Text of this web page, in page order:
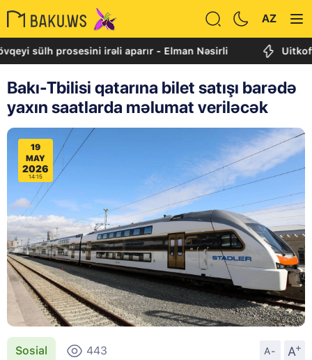
AZ
prosesini irəli aparır - Elman Nəsirli Uitkoff:
Bakı-Tbilisi qatarına bilet satışı barədə
yaxın saatlarda məlumat veriləcək
19
MAY
2026
14:15
Sosial 443 A- A
+